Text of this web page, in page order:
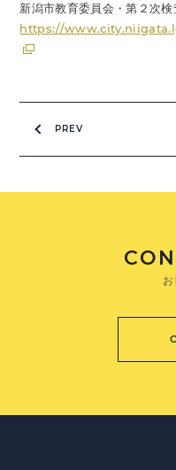
新潟市教育委員会・第２次
https://
PREV